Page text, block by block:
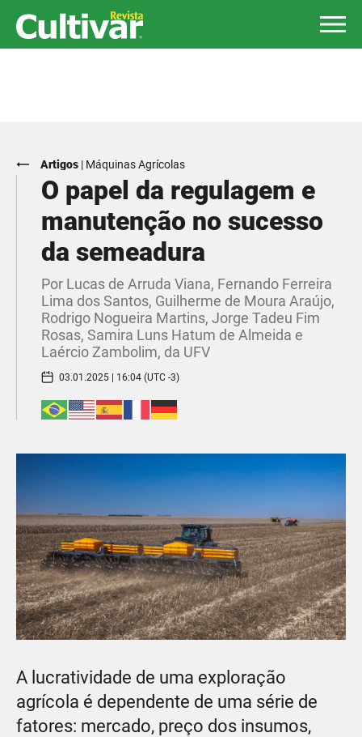
Artigos | Máquinas Agrícolas
O papel da regulagem e
manutenção no sucesso
da semeadura
Por Lucas de Arruda Viana, Fernando Ferreira
Lima dos Santos, Guilherme de Moura Araújo,
Rodrigo Nogueira Martins, Jorge Tadeu Fim
Rosas, Samira Luns Hatum de Almeida e
Laércio Zambolim, da UFV
03.01.2025 | 16:04 (UTC -3)
A lucratividade de uma exploração
agrícola é dependente de uma série de
fatores: mercado, preço dos insumos,